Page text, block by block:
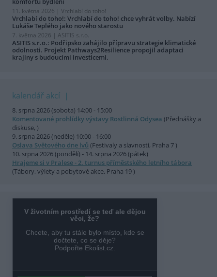
11. května 2026 | Vrchlabí do toho!
Vrchlabí do toho!: Vrchlabí do toho! chce vyhrát volby. Nabízí
Lukáše Teplého jako nového starostu
7. května 2026 | ASITIS s.r.o.
ASITIS s.r.o.: Podřipsko zahájilo přípravu strategie klimatické
odolnosti. Projekt Pathways2Resilience propojil adaptaci
krajiny s budoucími investicemi.
kalendář akcí
8. srpna 2026 (sobota) 14:00 - 15:00
Komentované prohlídky výstavy Rostlinná Odysea (Přednášky a
diskuse, )
9. srpna 2026 (neděle) 10:00 - 16:00
Oslava Světového dne lvů (Festivaly a slavnosti, Praha 7 )
10. srpna 2026 (pondělí) - 14. srpna 2026 (pátek)
Hrajeme si v Pralese - 2. turnus příměstského letního tábora
(Tábory, výlety a pobytové akce, Praha 19 )